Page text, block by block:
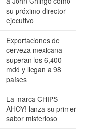
su próximo director
ejecutivo
Exportaciones de
cerveza mexicana
superan los 6,400
mdd y llegan a 98
países
La marca CHIPS
AHOY! lanza su primer
sabor misterioso